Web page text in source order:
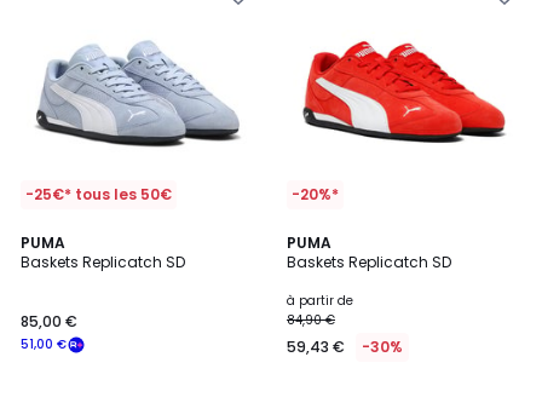
-25€* tous les 50€
PUMA
Baskets Replicatch SD
51,00 €
85,00 €
4,5
/ 5
2
Couleurs
-20%*
PUMA
Baskets Replicatch SD
à partir de
84,90 €
59,43 € -30%
4,5
/ 5
5
Couleurs